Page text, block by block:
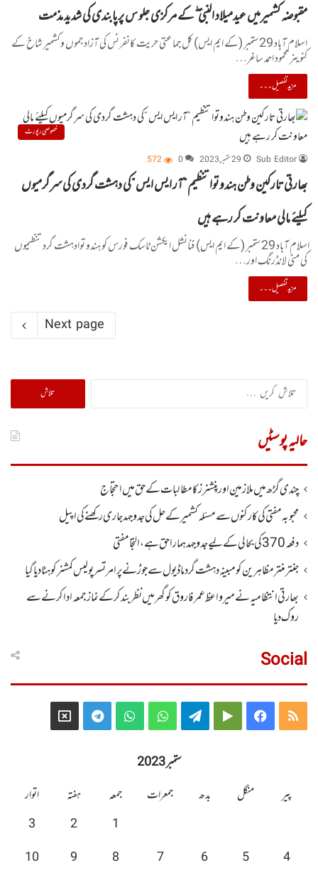
مقبوضہ کشمیرمیں عیدمیلاد النبی ۖ کے مرکزی جلو س پرپابندی کی شدید مذمت
اسلام آباد 29ستمبر (کے ایم ایس) کل جماعتی حریت کانفرنس کی آزاد جموں وکشمیر شاخ کے
کنوینر محمود احمد ساغر…
مزید تفصیل۔۔۔
خصوصی رپورٹ
Sub Editor
29 ستمبر, 2023 0
572
بھارتی تارکین وطن ہندوتوا تنظیم ”آر ایس ایس ”کی دہشت گردی کی سرگرمیوں
کیلئے مالی معاونت کر رہے ہیں
اسلام آباد 29ستمبر (کے ایم ایس) فنانشل ایکشن ٹاسک فورس کو ہندو توادہشت گرد تنظیموں
کی منی لانڈرنگ اور…
مزید تفصیل۔۔۔
Next page
تلاش
کریں
حالیہ پوسٹیں
چندی گڑھ میں ملازمین اور پنشنرز کا مطالبات کے حق میں احتجاج
محبوبہ مفتی کی کارکنوں سے مسئلہ کشمیر کے حل کی جدوجہد جاری رکھنے کی اپیل
دفعہ370کی بحالی کے لیے جدوجہد ہمارا حق ہے، التجا مفتی
جنتر منتر مظاہرین کو مبینہ دہشت گرد ماڈیول سے جوڑنے پر امرتسر پولیس کمشنر کو ہٹا دیاگیا
بھارتی انتظامیہ نے میر واعظ عمر فاروق کو گھر میں نظر بندکر کے نماز جمعہ ادا کرنے سے
روک دیا
Social
RSS
Facebook
Google
Telegram
WhatsApp
WhatsApp
Telegram
X
ستمبر 2023
پیر
منگل بدھ جمعرات جمعہ ہفتہ
اتوار
1
2
3
4
5
6
7
8
9
10